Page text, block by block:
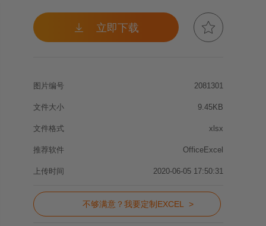
 立即下载 
图片编号 2081301
文件大小 9.45KB
文件格式 xlsx
推荐软件 OfficeExcel
上传时间 2020-06-05 17:50:31
不够满意？我要定制EXCEL >